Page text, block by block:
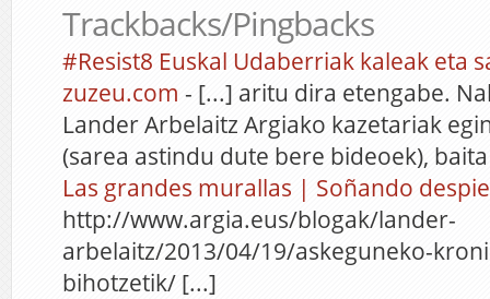
Trackbacks/Pingbacks
#Resist8 Euskal Udaberriak kaleak eta
zuzeu.com - [...] aritu dira etengabe.
Lander Arbelaitz Argiako kazetariak
(sarea astindu dute bere bideoek),
Las grandes murallas | Soñando
http://www.argia.eus/blogak/lander-
arbelaitz/2013/04/19/askeguneko-
bihotzetik/ [...]